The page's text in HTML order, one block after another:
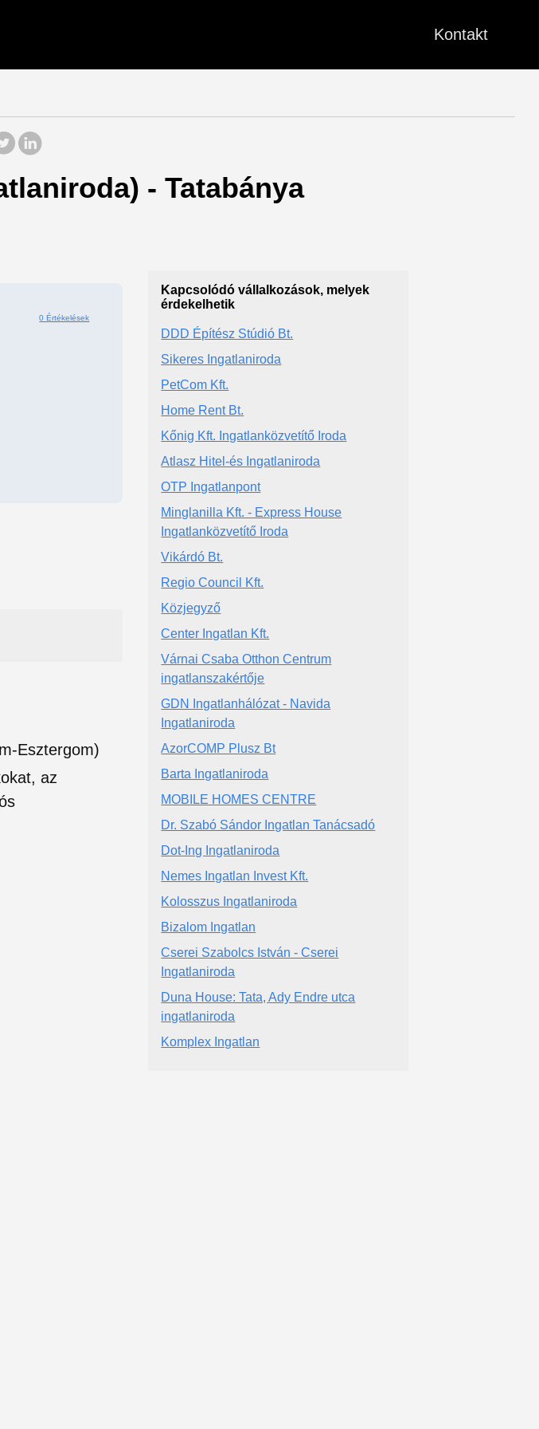
Kontakt
- Tatabánya
0 Értékelések
Esztergom)
az
Kapcsolódó vállalkozások, melyek
érdekelhetik
DDD Építész Stúdió Bt.
Sikeres Ingatlaniroda
PetCom Kft.
Home Rent Bt.
Kőnig Kft. Ingatlanközvetítő Iroda
Atlasz Hitel-és Ingatlaniroda
OTP Ingatlanpont
Minglanilla Kft. - Express House
Ingatlanközvetítő Iroda
Vikárdó Bt.
Regio Council Kft.
Közjegyző
Center Ingatlan Kft.
Várnai Csaba Otthon Centrum
ingatlanszakértője
GDN Ingatlanhálózat - Navida
Ingatlaniroda
AzorCOMP Plusz Bt
Barta Ingatlaniroda
MOBILE HOMES CENTRE
Dr. Szabó Sándor Ingatlan Tanácsadó
Dot-Ing Ingatlaniroda
Nemes Ingatlan Invest Kft.
Kolosszus Ingatlaniroda
Bizalom Ingatlan
Cserei Szabolcs István - Cserei
Ingatlaniroda
Duna House: Tata, Ady Endre utca
ingatlaniroda
Komplex Ingatlan